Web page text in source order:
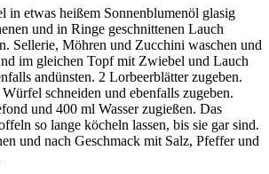
in etwas heißem Sonnenblumenöl glasig
und in Ringe geschnittenen Lauch
Sellerie, Möhren und Zucchini waschen und
im gleichen Topf mit Zwiebel und Lauch
andünsten. 2 Lorbeerblätter zugeben.
schneiden und ebenfalls zugeben.
und 400 ml Wasser zugießen. Das
so lange köcheln lassen, bis sie gar sind.
und nach Geschmack mit Salz, Pfeffer und